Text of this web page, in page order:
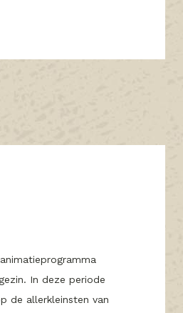
In deze periode
de allerkleinsten van